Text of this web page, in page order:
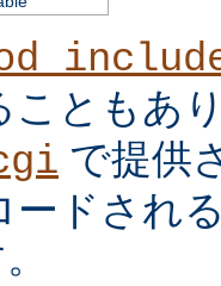
こともあ
で提供
ードされ